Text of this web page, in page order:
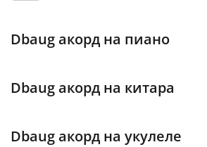
Dbaug акорд на пиано
Dbaug акорд на китара
Dbaug акорд на укулеле